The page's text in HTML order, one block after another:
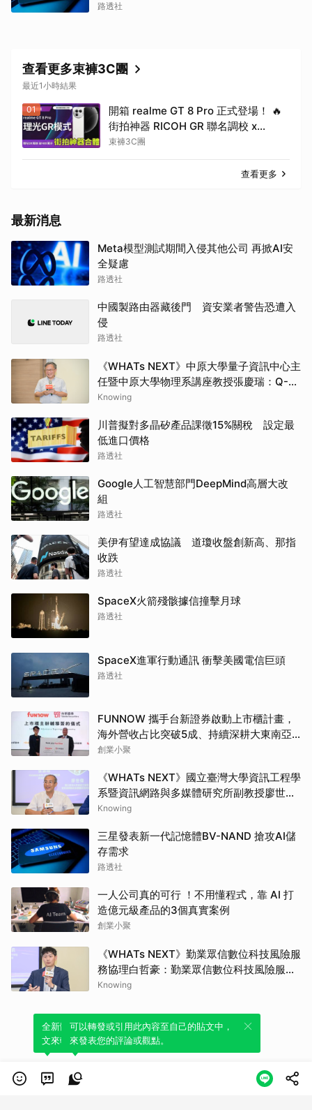
路透社
查看更多束褲3C團
最近1小時結果
01
開箱 realme GT 8 Pro 正式登場！ 🔥
街拍神器 RICOH GR 聯名調校 x
7000mAh 泰坦電池
束褲3C團
查看更多
最新消息
Meta模型測試期間入侵其他公司 再掀AI安
全疑慮
路透社
中國製路由器藏後門 資安業者警告恐遭入
侵
路透社
《WHATs NEXT》中原大學量子資訊中心主
任暨中原大學物理系講座教授張慶瑞：Q-
day的countdown現在已經開始了
Knowing
川普擬對多晶矽產品課徵15%關稅 設定最
低進口價格
路透社
Google人工智慧部門DeepMind高層大改
組
路透社
美伊有望達成協議 道瓊收盤創新高、那指
收跌
路透社
SpaceX火箭殘骸據信撞擊月球
路透社
SpaceX進軍行動通訊 衝擊美國電信巨頭
路透社
FUNNOW 攜手台新證券啟動上市櫃計畫，
海外營收占比突破5成、持續深耕大東南亞
市場
創業小聚
《WHATs NEXT》國立臺灣大學資訊工程學
系暨資訊網路與多媒體研究所副教授廖世
偉：690萬顆比特幣仍用舊地址格式面臨量
Knowing
三星發表新一代記憶體BV-NAND 搶攻AI儲
存需求
路透社
一人公司真的可行 ！不用懂程式，靠 AI 打
造億元級產品的3個真實案例
創業小聚
《WHATs NEXT》勤業眾信數位科技風險服
務協理白哲豪：勤業眾信數位科技風險服務
協理白哲豪：CBOM資產盤點場景複雜多
涵蓋
Knowing
全新體驗！一鍵引用此內容，透過發布貼
文來輕鬆表達個人立場。
可以轉發或引用此內容至自己的貼文中，
來發表您的評論或觀點。